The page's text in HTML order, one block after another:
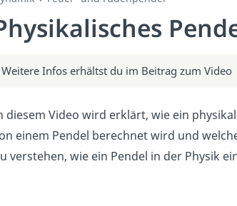
Weitere Infos erhältst du im Beitrag zum Video
diesem Video wird erklärt, wie ein
einem Pendel berechnet wird und
verstehen, wie ein Pendel in der Physik